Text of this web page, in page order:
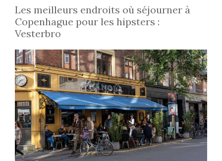
Les meilleurs endroits où séjourner à
Copenhague pour les hipsters :
Vesterbro